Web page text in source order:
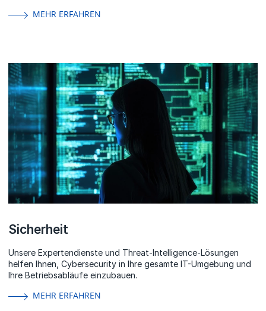
MEHR ERFAHREN
Sicherheit
Unsere Expertendienste und Threat-Intelligence-Lösungen
helfen Ihnen, Cybersecurity in Ihre gesamte IT-Umgebung und
Ihre Betriebsabläufe einzubauen.
MEHR ERFAHREN